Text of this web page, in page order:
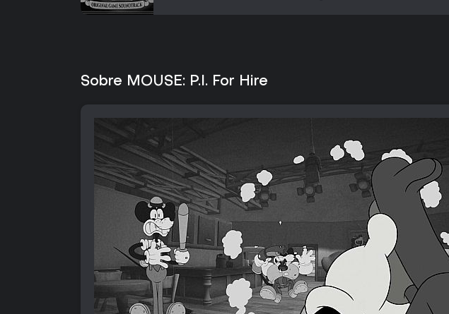
Sobre MOUSE: P.I. For Hire